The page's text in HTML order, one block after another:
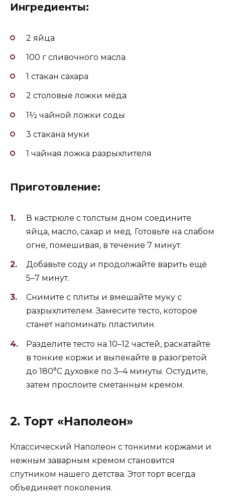
Ингредиенты:
2 яйца
100 г сливочного масла
1 стакан сахара
2 столовые ложки мёда
1½ чайной ложки соды
3 стакана муки
1 чайная ложка разрыхлителя
Приготовление:
В кастрюле с толстым дном соедините
яйца, масло, сахар и мёд. Готовьте на слабом
огне, помешивая, в течение 7 минут.
Добавьте соду и продолжайте варить ещё
5–7 минут.
Снимите с плиты и вмешайте муку с
разрыхлителем. Замесите тесто, которое
станет напоминать пластилин.
Разделите тесто на 10–12 частей, раскатайте
в тонкие коржи и выпекайте в разогретой
до 180°C духовке по 3–4 минуты. Остудите,
затем прослоите сметанным кремом.
2. Торт «Наполеон»
Классический Наполеон с тонкими коржами и
нежным заварным кремом становится
спутником нашего детства. Этот торт всегда
объединяет поколения.